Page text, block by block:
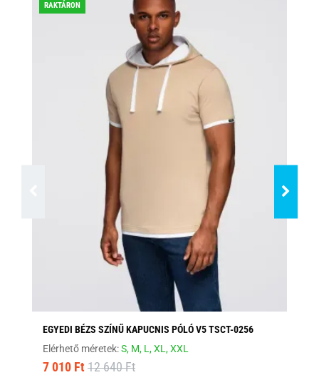
RAKTÁRON
EGYEDI BÉZS SZÍNŰ KAPUCNIS PÓLÓ V5 TSCT-0256
Elérhető méretek:S, M, L,XL,XXL
7 010 Ft 12 640 Ft